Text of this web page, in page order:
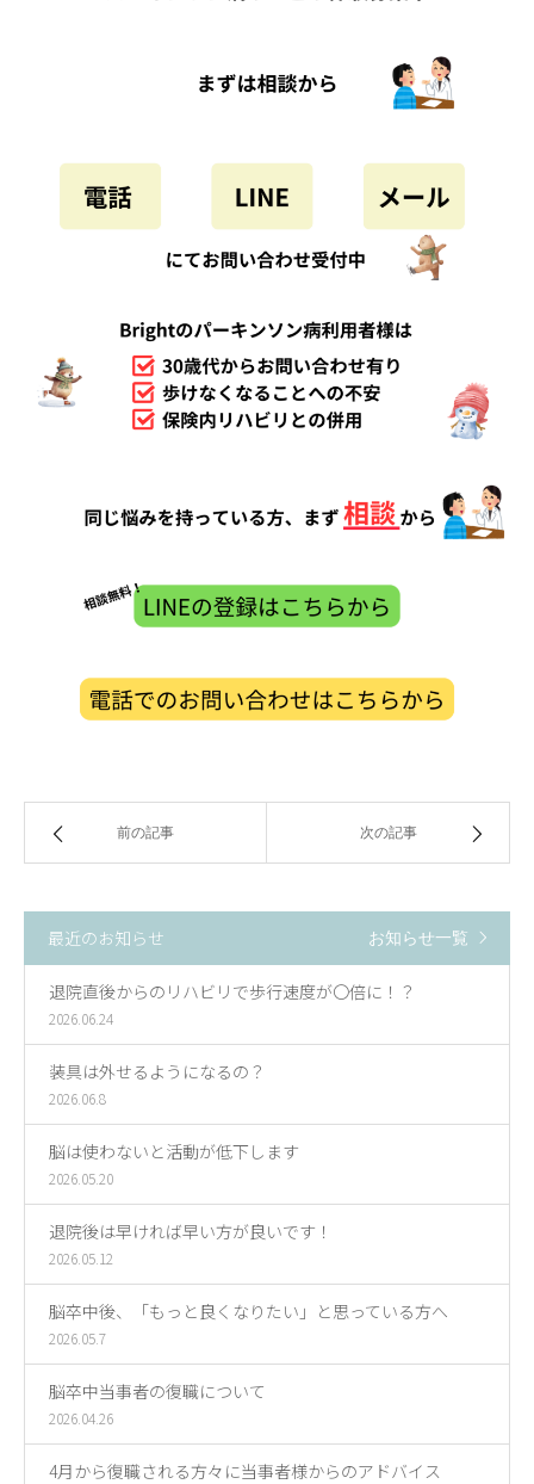
前の記事 次の記事
最近のお知らせ お知らせ一覧
退院直後からのリハビリで歩行速度が〇倍に！？
2026.06.24
装具は外せるようになるの？
2026.06.8
脳は使わないと活動が低下します
2026.05.20
退院後は早ければ早い方が良いです！
2026.05.12
脳卒中後、「もっと良くなりたい」と思っている方へ
2026.05.7
脳卒中当事者の復職について
2026.04.26
4月から復職される方々に当事者様からのアドバイス